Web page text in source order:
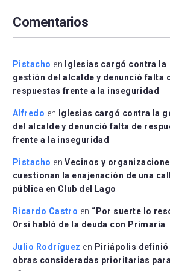
el
Comentarios
Pistacho en
Iglesias cargó contra la
gestión del alcalde y denunció falta
respuestas frente a la inseguridad
Alfredo en
Iglesias cargó contra la
del alcalde y denunció falta de
frente a la inseguridad
Pistacho enVecinos y
cuestionan la enajenación de una
pública en Club del Lago
Ricardo Castro en “Por suerte lo
Orsi habló de la deuda con Primaria
Julio Rodríguez en Piriápolis definió
obras consideradas prioritarias